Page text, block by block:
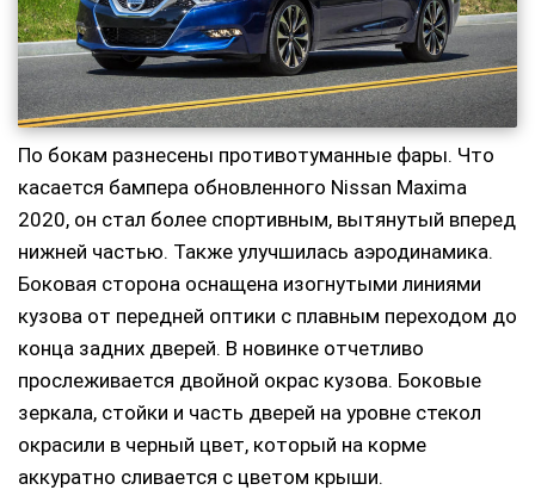
По бокам разнесены противотуманные фары. Что
касается бампера обновленного Nissan Maxima
2020, он стал более спортивным, вытянутый вперед
нижней частью. Также улучшилась аэродинамика.
Боковая сторона оснащена изогнутыми линиями
кузова от передней оптики с плавным переходом до
конца задних дверей. В новинке отчетливо
прослеживается двойной окрас кузова. Боковые
зеркала, стойки и часть дверей на уровне стекол
окрасили в черный цвет, который на корме
аккуратно сливается с цветом крыши.